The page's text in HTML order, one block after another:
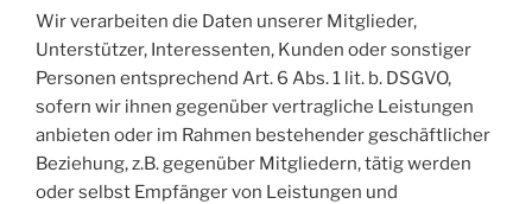
Wir verarbeiten die Daten unserer Mitglieder,
Unterstützer, Interessenten, Kunden oder sonstiger
Personen entsprechend Art. 6 Abs. 1 lit. b. DSGVO,
sofern wir ihnen gegenüber vertragliche Leistungen
anbieten oder im Rahmen bestehender geschäftlicher
Beziehung, z.B. gegenüber Mitgliedern, tätig werden
oder selbst Empfänger von Leistungen und